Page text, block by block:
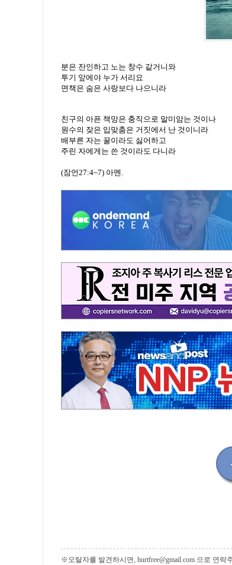
분은 잔인하고 노는 창수 같거니와
투기 앞에야 누가 서리요
면책은 숨은 사랑보다 나으니라
친구의 아픈 책망은 충직으로 말미암는 것이나
원수의 잦은 입맞춤은 거짓에서 난 것이니라
배부른 자는 꿀이라도 싫어하고
주린 자에게는 쓴 것이라도 다니라
(잠언27:4~7) 아멘.
※오탈자를 발견하시면, hurtfree@gmail.com 으로 연